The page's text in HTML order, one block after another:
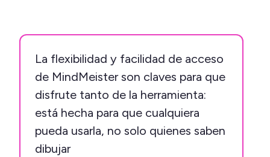
La flexibilidad y facilidad de acceso
de MindMeister son claves para que
disfrute tanto de la herramienta:
está hecha para que cualquiera
pueda usarla, no solo quienes saben
dibujar